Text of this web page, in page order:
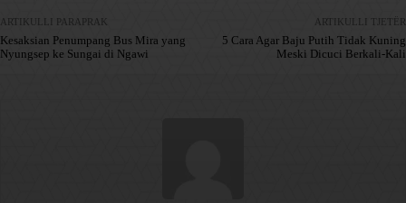
ARTIKULLI PARAPRAK
Kesaksian Penumpang Bus Mira yang
Nyungsep ke Sungai di Ngawi
ARTIKULLI TJETËR
5 Cara Agar Baju Putih Tidak Kuning
Meski Dicuci Berkali-Kali